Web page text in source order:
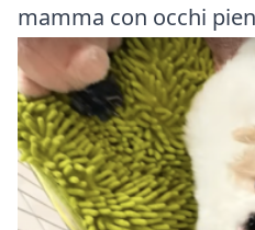
mamma con occhi